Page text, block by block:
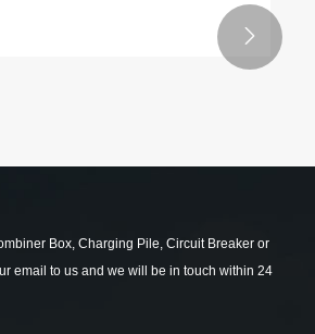

Box, Charging Pile, Circuit Breaker or
email to us and we will be in touch within 24